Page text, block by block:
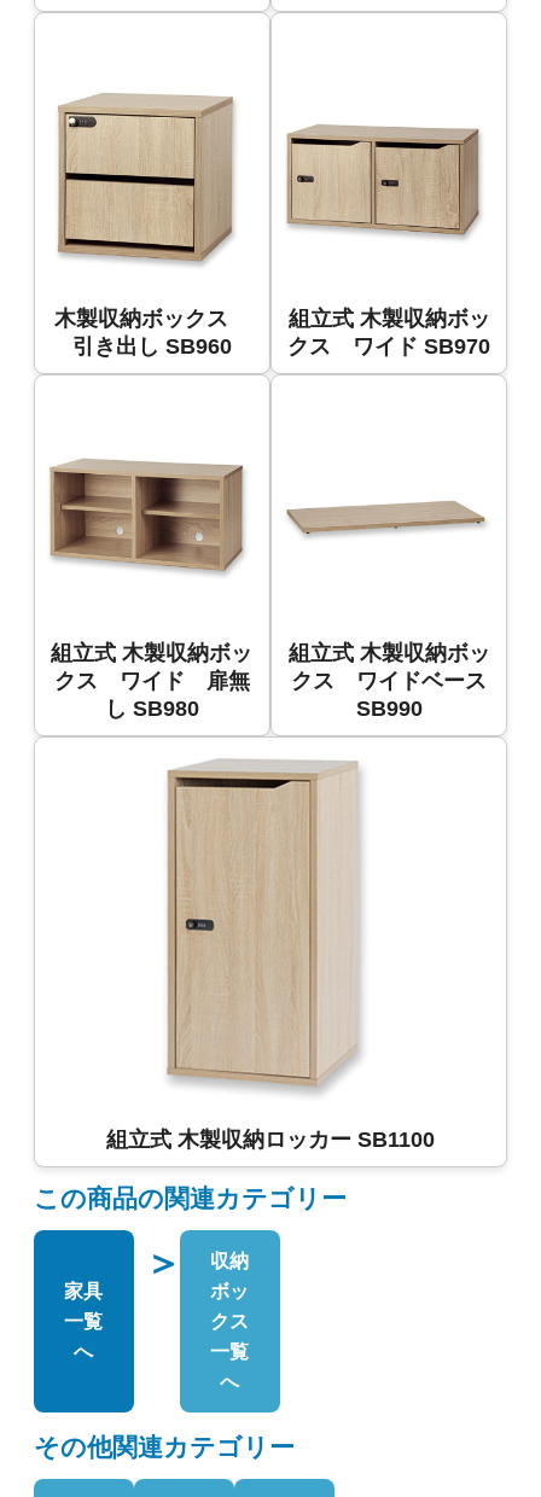
木製収納ボックス
引き出し SB960
組立式 木製収納ボッ
クス ワイド SB970
組立式 木製収納ボッ
クス ワイド 扉無
し SB980
組立式 木製収納ボッ
クス ワイドベース
SB990
組立式 木製収納ロッカー SB1100
この商品の関連カテゴリー
家具
一覧
へ
＞
収納
ボッ
クス
一覧
へ
その他関連カテゴリー